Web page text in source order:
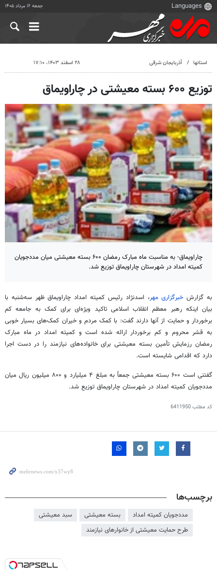
جمعه ۱۶ مرداد ۱۴۰۵
استانها آذربایجان شرقی ۲۸ اسفند ۱۴۰۳، ۱۷:۱۰
توزیع ۶۰۰ بسته معیشتی در چاراویماق
چاراویماق- به مناسبت ماه مبارک رمضان ۶۰۰ بسته معیشتی میان مددجویان
کمیته امداد در شهرستان چاراویماق توزیع شد.
به گزارش خبرگزاری مهر، اسدنژاد رئیس کمیته امداد چاراویماقظهر سه‌شنبه با
بیان اینکه رهبر معظم انقلاب اسلامی تاکید ویژه‌ای برای کمک به جامعه کم
برخوردار و حمایت از آنها دارند گفت: با کمک مردم و خیران کمک‌های بسیار خوبی
به قشر محروم و کم برخوردار ارائه شده است و کمیته امداد در ماه مبارک
رمضان رزمایش تأمین بسته معیشتی برای خانواده‌های نیازمند را در دست اجرا
دارد که اقدامی شایسته است.
گفتنی است ۶۰۰ بسته معیشتی جمعاً به مبلغ ۴ میلیارد و ۸۰۰ میلیون ریال میان
مددجویان کمیته امداد در شهرستان چاراویماق توزیع شد.
کد مطلب6411950
برچسب‌ها
مددجویان کمیته امداد بسته معیشتی
سبد معیشتی
طرح حمایت معیشتی از خانوارهای نیازمند